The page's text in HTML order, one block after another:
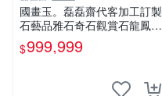
國畫玉。磊磊齋代客加工訂製
石藝品雅石奇石觀賞石龍鳳紋
虎皮碧玉石雕茶盤石雕龜甲石
雕賭石台灣招財臺灣藍寶石花
卵碧玉秀姑玉鳳梨芋仔玉總統
$999,999